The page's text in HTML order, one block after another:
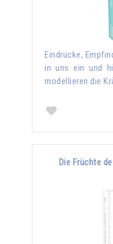
Eindrücke,
in uns ein und
modellieren die
Die Früchte